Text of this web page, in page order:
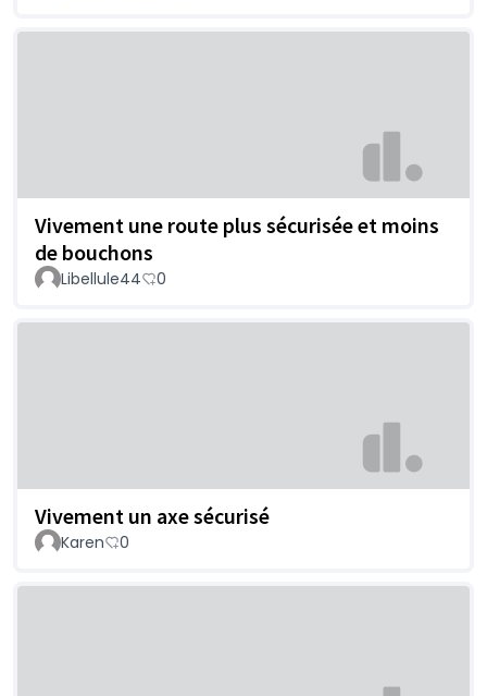
Vivement une route plus sécurisée et moins
de bouchons
Libellule44 0
Vivement un axe sécurisé
Karen 0